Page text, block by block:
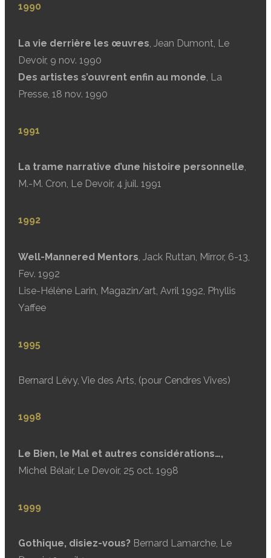
1990
La vie derrière les œuvres , Jean Dumont, Le
Devoir, 9 nov. 1990
Des artistes s’ouvrent enfin au monde , La
Presse, 18 nov. 1990
1991
La trame narrative d’une histoire personnelle,
M.-M. Cron, Le Devoir, 4 juil. 1991
1992
Well-Mannered Mentors , Jack Ruttan, Mirror, 6-13,
Fev. 1992
Lise-Hélène Larin, Magazin/art, Avril 1992, Phyllis
Yaffee
1995
Bernard Lévy, Vie des Arts, (pour Cendres Vives)
1998
Le Bien, le Mal et autres considérations…,
Michel Bélair, Le Devoir, 25 oct. 1998
1999
Gothique, disiez-vous? Bernard Lamarche, Le